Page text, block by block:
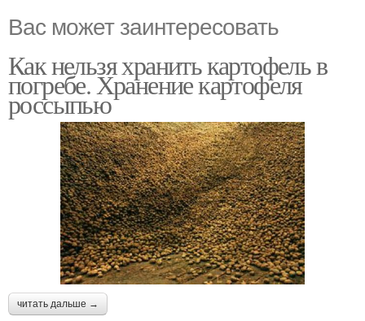
Вас может заинтересовать
Как нельзя хранить картофель в
погребе. Хранение картофеля
россыпью
читать дальше →